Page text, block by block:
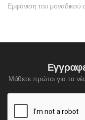
Εμφάνιση του μοναδικού
Μάθετε πρώτοι για τα